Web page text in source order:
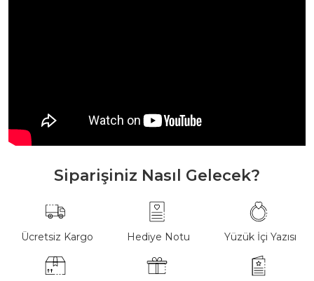
Siparişiniz Nasıl Gelecek?
Ücretsiz Kargo Hediye Notu Yüzük İçi Yazısı